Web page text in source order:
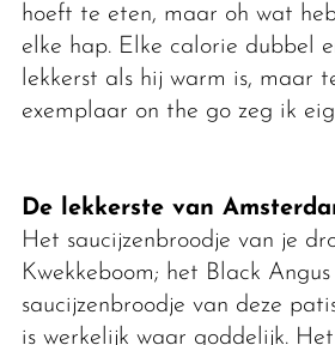
hoeft te eten, maar oh wat
elke hap. Elke calorie dubbel
lekkerst als hij warm is, maar
exemplaar on the go zeg ik
De lekkerste van
Het saucijzenbroodje van je
Kwekkeboom; het Black Angus
saucijzenbroodje van deze
is werkelijk waar goddelijk.